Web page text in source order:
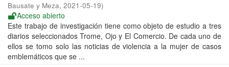
Bausate y Meza, 2021-05-19)
Acceso abierto
Este trabajo de investigación tiene como objeto de estudio a tres
diarios seleccionados Trome, Ojo y El Comercio. De cada uno de
ellos se tomo solo las noticias de violencia a la mujer de casos
emblemáticos que se ...